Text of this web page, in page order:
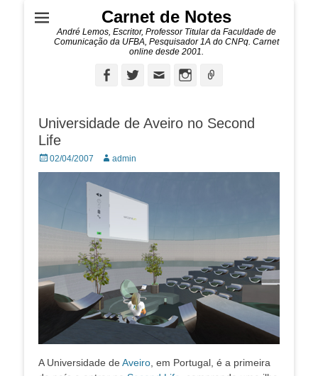
Carnet de Notes
André Lemos, Escritor, Professor Titular da Faculdade de
Comunicação da UFBA, Pesquisador 1A do CNPq. Carnet
online desde 2001.
FacebookTwitterEmail Instagram
Universidade de Aveiro no Second
Life
Posted
on
02/04/2007 Autor:admin
A Universidade de Aveiro, em Portugal, é a primeira